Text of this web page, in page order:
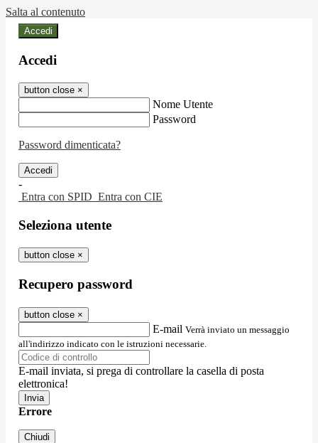
Salta al contenuto
Accedi
Accedi
button close ×
Nome Utente
Password
Password dimenticata?
-
Entra con SPID Entra con CIE
Seleziona utente
button close ×
Recupero password
button close ×
E-mail Verrà inviato un messaggio
all'indirizzo indicato con le istruzioni necessarie.
E-mail inviata, si prega di controllare la casella di posta
elettronica!
Errore
Chiudi